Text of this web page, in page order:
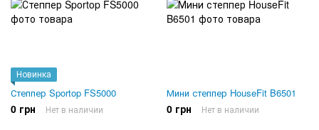
Новинка
Степпер Sportop FS5000
0 грн Нет в наличии
Мини степпер HouseFit B6501
0 грн Нет в наличии